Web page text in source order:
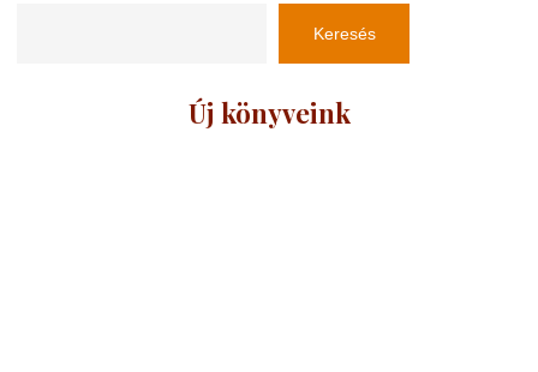
Keresés
Új könyveink